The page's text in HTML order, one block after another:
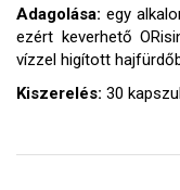
Adagolása: egy
ezért keverhető
vízzel higított
Kiszerelés: 30